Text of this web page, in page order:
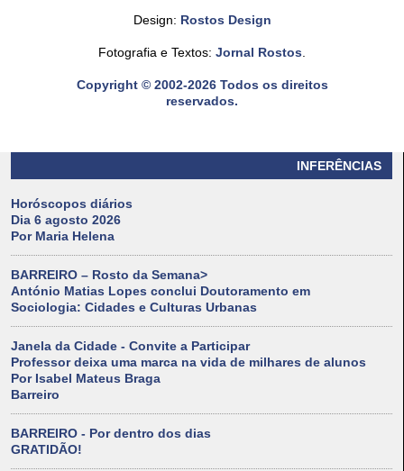
INFERÊNCIAS
Horóscopos diários
Dia 6 agosto 2026
Por Maria Helena
BARREIRO – Rosto da Semana>
António Matias Lopes conclui Doutoramento em
Sociologia: Cidades e Culturas Urbanas
Janela da Cidade - Convite a Participar
Professor deixa uma marca na vida de milhares de alunos
Por Isabel Mateus Braga
Barreiro
BARREIRO - Por dentro dos dias
GRATIDÃO!
Design: Rostos Design
Fotografia e Textos: Jornal Rostos.
Copyright © 2002-2026 Todos os direitos
reservados.